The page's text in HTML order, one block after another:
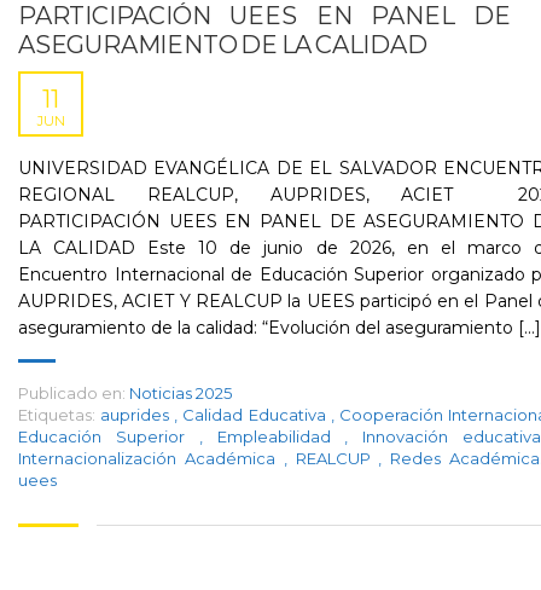
PARTICIPACIÓN UEES EN PANEL DE
ASEGURAMIENTO DE LA CALIDAD
11
JUN
UNIVERSIDAD EVANGÉLICA DE EL SALVADOR
REGIONAL REALCUP, AUPRIDES, ACIET
PARTICIPACIÓN UEES EN PANEL DE ASEGURAMIENTO
LA CALIDAD Este 10 de junio de 2026, en el marco
Encuentro Internacional de Educación Superior organizado
AUPRIDES, ACIET Y REALCUP la UEES participó en el Panel
aseguramiento de la calidad: “Evolución del aseguramiento [...]
Publicado en: Noticias 2025
Etiquetas: auprides Calidad Educativa
Cooperación
Educación Superior
Empleabilidad
Innovación
Internacionalización Académica
REALCUP
Redes
uees